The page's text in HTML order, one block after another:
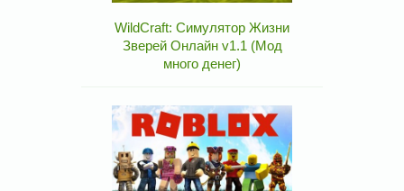
WildCraft: Симулятор Жизни
Зверей Онлайн v1.1 (Мод
много денег)